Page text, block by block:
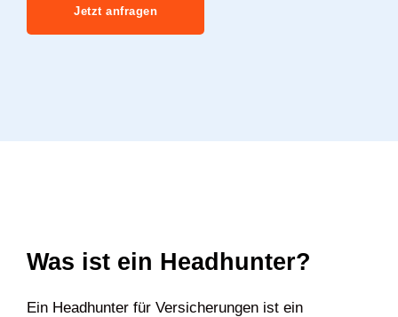
Jetzt anfragen
Was ist ein Headhunter?
Ein Headhunter für Versicherungen ist ein